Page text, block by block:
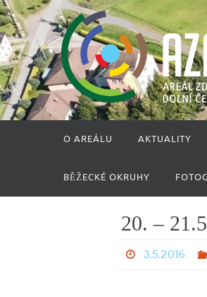
Přeskočit
na
obsah
O AREÁLU AKTUALITY
BĚŽECKÉ OKRUHY
20. –
3.5.2016